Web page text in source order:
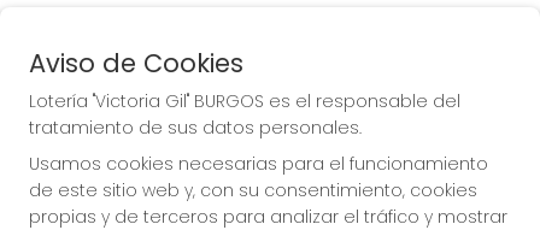
La de la Antigua de
Gamonal
Aviso de Cookies
Lotería "Victoria Gil" BURGOS es el responsable del
tratamiento de sus datos personales.
Usamos cookies necesarias para el funcionamiento
de este sitio web y, con su consentimiento, cookies
propias y de terceros para analizar el tráfico y mostrar